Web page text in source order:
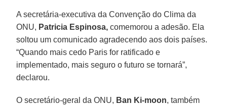
A secretária-executiva da Convenção do Clima da
ONU, Patricia Espinosa, comemorou a adesão. Ela
soltou um comunicado agradecendo aos dois países.
“Quando mais cedo Paris for ratificado e
implementado, mais seguro o futuro se tornará”,
declarou.
O secretário-geral da ONU, Ban Ki-moon, também